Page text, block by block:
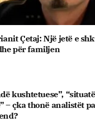
Çetaj: Një jetë e
për familjen
kushtetuese”,
– çka thonë analistët